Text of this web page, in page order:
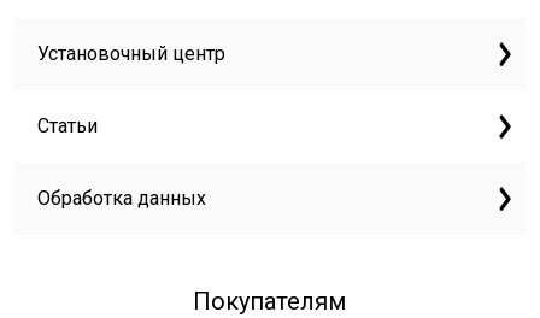
Установочный центр
Статьи
Обработка данных
Покупателям